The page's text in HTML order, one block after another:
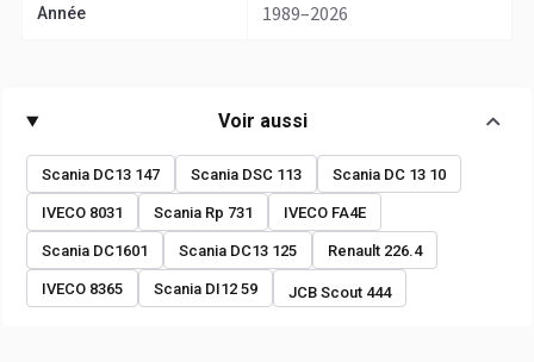
Année 1989–2026
Voir aussi
Scania DC13 147 Scania DSC 113 Scania DC 13 10
IVECO 8031 Scania Rp 731 IVECO FA4E
Scania DC1601 Scania DC13 125 Renault 226.4
IVECO 8365 Scania DI12 59 JCB Scout 444